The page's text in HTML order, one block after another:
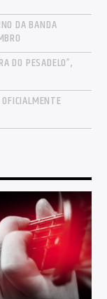
DA BANDA
DO PESADELO”,